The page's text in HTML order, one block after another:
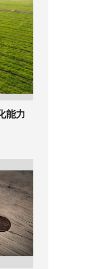
能力